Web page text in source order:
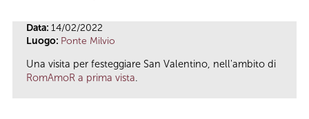
Data: 14/02/2022
Luogo: Ponte Milvio
Una visita per festeggiare San Valentino, nell'ambito di
RomAmoR a prima vista.